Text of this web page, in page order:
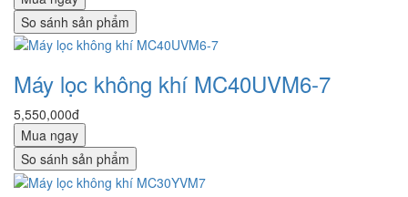
So sánh sản phẩm
Máy lọc không khí MC40UVM6-7
5,550,000đ
Mua ngay
So sánh sản phẩm